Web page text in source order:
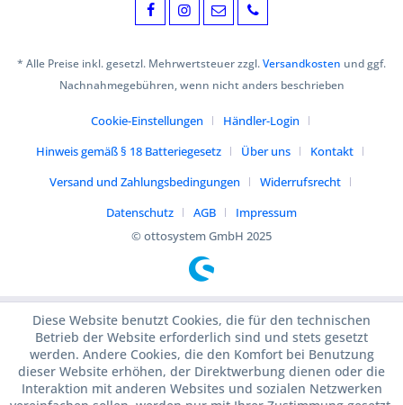
* Alle Preise inkl. gesetzl. Mehrwertsteuer zzgl.Versandkosten und ggf.
Nachnahmegebühren, wenn nicht anders beschrieben
Cookie-Einstellungen
Händler-Login
Hinweis gemäß § 18 Batteriegesetz
Über uns
Kontakt
Versand und Zahlungsbedingungen
Widerrufsrecht
Datenschutz
AGB
Impressum
© ottosystem GmbH 2025
Diese Website benutzt Cookies, die für den technischen
Betrieb der Website erforderlich sind und stets gesetzt
werden. Andere Cookies, die den Komfort bei Benutzung
dieser Website erhöhen, der Direktwerbung dienen oder die
Interaktion mit anderen Websites und sozialen Netzwerken